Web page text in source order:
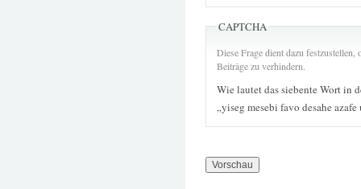
CAPTCHA
Diese Frage dient dazu
Beiträge zu verhindern.
Wie lautet das siebente Wort in
„yiseg mesebi favo desahe